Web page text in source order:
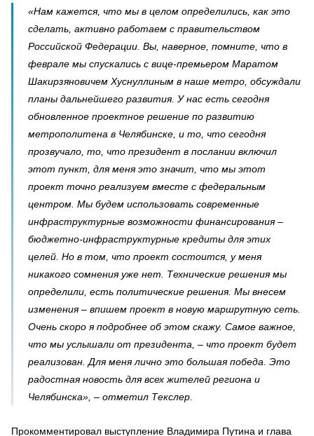
«Нам кажется, что мы в целом определились, как это
сделать, активно работаем с правительством
Российской Федерации. Вы, наверное, помните, что в
феврале мы спускались с вице-премьером Маратом
Шакирзяновичем Хуснуллиным в наше метро, обсуждали
планы дальнейшего развития. У нас есть сегодня
обновленное проектное решение по развитию
метрополитена в Челябинске, и то, что сегодня
прозвучало, то, что президент в послании включил
этот пункт, для меня это значит, что мы этот
проект точно реализуем вместе с федеральным
центром. Мы будем использовать современные
инфраструктурные возможности финансирования –
бюджетно-инфраструктурные кредиты для этих
целей. Но в том, что проект состоится, у меня
никакого сомнения уже нет. Технические решения мы
определили, есть политические решения. Мы внесем
изменения – впишем проект в новую маршрутную сеть.
Очень скоро я подробнее об этом скажу. Самое важное,
что мы услышали от президента, – что проект будет
реализован. Для меня лично это большая победа. Это
радостная новость для всех жителей региона и
Челябинска», – отметил Текслер.
Прокомментировал выступление Владимира Путина и глава